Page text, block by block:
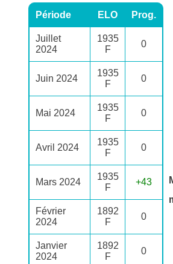
Période ELO Prog.
Juillet
2024
1935
F
0
Juin 2024
1935
F
0
Mai 2024
1935
F
0
Avril 2024
1935
F
0
Mars 2024
1935
F
+43
Février
2024
1892
F
0
Janvier
2024
1892
F
0